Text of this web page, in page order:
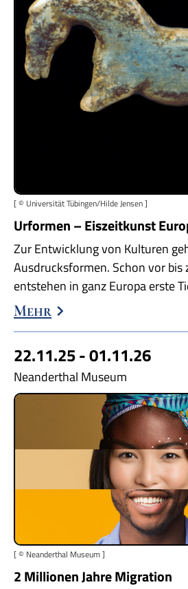
[ © Universität Tübingen/Hilde Jensen ]
Urformen – Eiszeitkunst
Zur Entwicklung von Kulturen
Ausdrucksformen. Schon vor bis
entstehen in ganz Europa erste
Mehr
22.11.25 - 01.11.26
Neanderthal Museum
[ © Neanderthal Museum ]
2 Millionen Jahre Migration